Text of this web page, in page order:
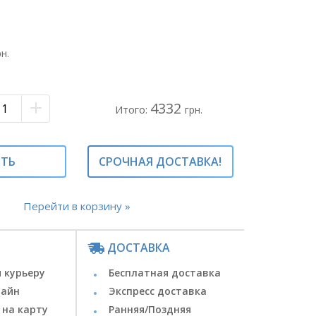
- 43 шт.
тюльпанов#букет тюльпанов#букет
из 43 тюльпанов#43
в букете#
Итого: 4332 грн.
СРОЧНАЯ ДОСТАВКА!
Перейти в корзину »
карту
ДОСТАВКА
Бесплатная доставка
Экспресс доставка
Ранняя/Поздняя